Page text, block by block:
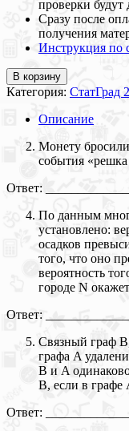
проверки будут
Сразу после
получения
Инструкция по
В корзину
Категория: СтатГрад
Описание
Монету
события
Ответ:
По данным
установлено:
осадков
того, что оно
вероятность
городе N
Ответ:
Связный граф
графа A
B и A
B, если в графе
Ответ: